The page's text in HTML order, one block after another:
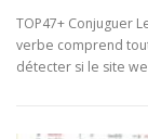
TOP47+ Conjuguer
verbe comprend
détecter si le site